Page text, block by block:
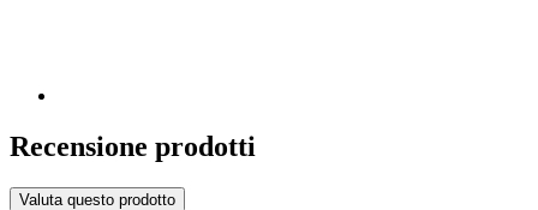
Recensione prodotti
Valuta questo prodotto